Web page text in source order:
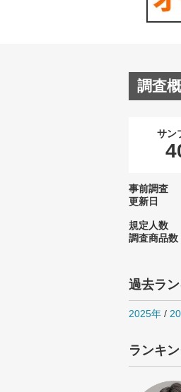
調査
サン
事前調査
更新日
規定人数
調査商品数
過去ラ
2025年 /
ランキ